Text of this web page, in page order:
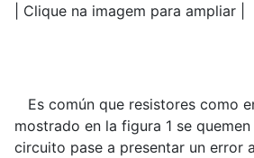
| Clique na imagem para ampliar |
Es común que resistores como
mostrado en la figura 1 se
circuito pase a presentar un error